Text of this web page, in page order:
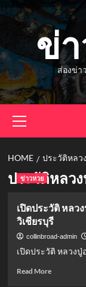
Skip
ข่
ส่องข่า
Menu
HOME ประวัติหลว
ประวัติหลว
ข่าวหวย
เปิดประวัติ หลว
วิเชียรบุรี
collinbroad-admin
เปิดประวัติ หลวงปู่
Read MoreRead